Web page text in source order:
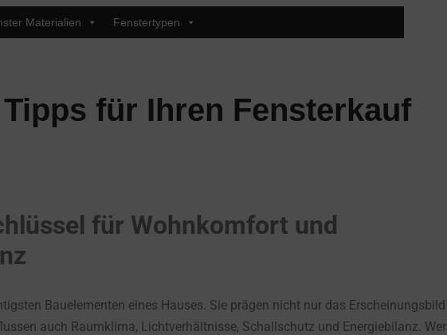
Materialien Fenstertypen
für Ihren Fensterkauf
für Wohnkomfort und
Bauelementen eines Hauses. Sie prägen nicht nur das Erscheinungsbild
auch Raumklima, Lichtverhältnisse, Schallschutz und Energiebilanz. Wer